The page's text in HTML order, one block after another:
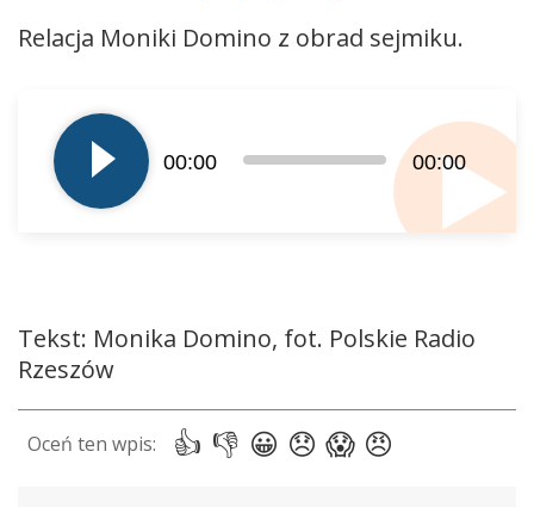
Relacja Moniki Domino z obrad sejmiku.
plików
dźwiękowych
00:00 00:00
Tekst: Monika Domino, fot. Polskie Radio
Rzeszów